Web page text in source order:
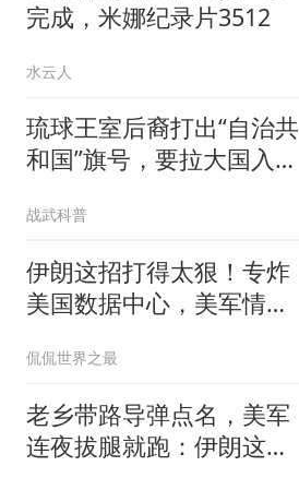
完成，米娜纪录片3512
水云人
琉球王室后裔打出“自治共
和国”旗号，要拉大国入局
战武科普
伊朗这招打得太狠！专炸
美国数据中心，美军情报
还致命
侃侃世界之最
老乡带路导弹点名，美军
连夜拔腿就跑：伊朗这波